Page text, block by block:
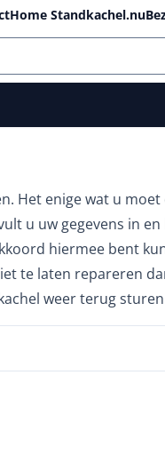
Home Standkachel.nu
enige wat u
u uw gegevens in
hiermee bent
te laten repareren
weer terug